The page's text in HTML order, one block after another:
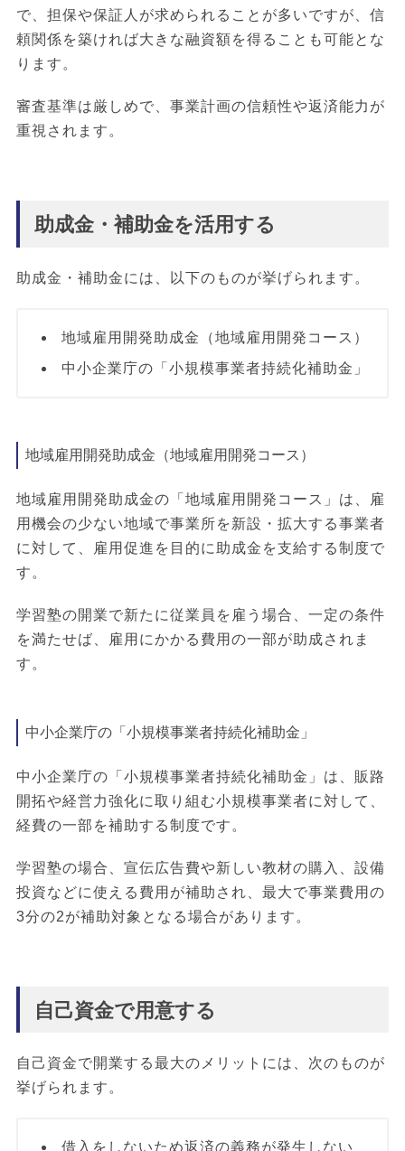
で、担保や保証人が求められることが多いですが、信
頼関係を築ければ大きな融資額を得ることも可能とな
ります。
審査基準は厳しめで、事業計画の信頼性や返済能力が
重視されます。
助成金・補助金を活用する
助成金・補助金には、以下のものが挙げられます。
地域雇用開発助成金（地域雇用開発コース）
中小企業庁の「小規模事業者持続化補助金」
地域雇用開発助成金（地域雇用開発コース）
地域雇用開発助成金の「地域雇用開発コース」は、雇
用機会の少ない地域で事業所を新設・拡大する事業者
に対して、雇用促進を目的に助成金を支給する制度で
す。
学習塾の開業で新たに従業員を雇う場合、一定の条件
を満たせば、雇用にかかる費用の一部が助成されま
す。
中小企業庁の「小規模事業者持続化補助金」
中小企業庁の「小規模事業者持続化補助金」は、販路
開拓や経営力強化に取り組む小規模事業者に対して、
経費の一部を補助する制度です。
学習塾の場合、宣伝広告費や新しい教材の購入、設備
投資などに使える費用が補助され、最大で事業費用の
3分の2が補助対象となる場合があります。
自己資金で用意する
自己資金で開業する最大のメリットには、次のものが
挙げられます。
借入をしないため返済の義務が発生しない